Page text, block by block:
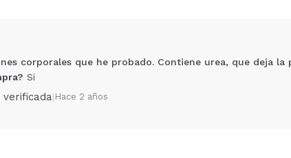
corporales que he probado. Contiene urea, que deja
Si
verificada| Hace 2 años